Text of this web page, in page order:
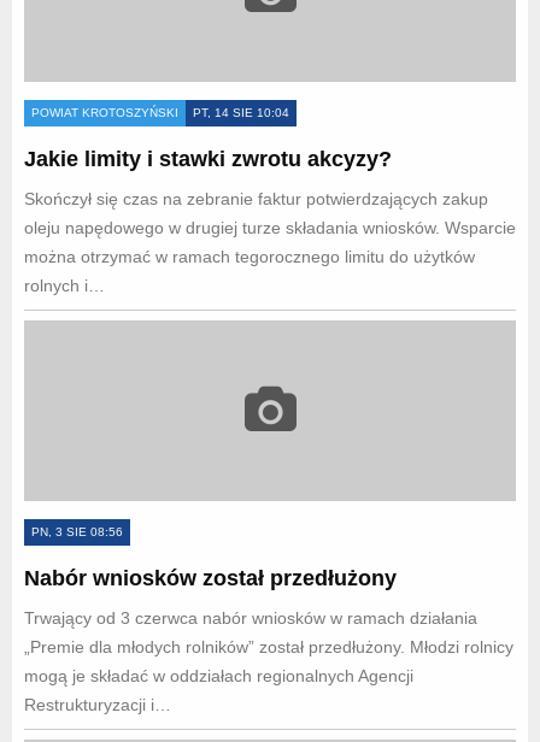
POWIAT KROTOSZYŃSKI PT, 14 SIE 10:04
Jakie limity i stawki zwrotu akcyzy?
Skończył się czas na zebranie faktur potwierdzających zakup
oleju napędowego w drugiej turze składania wniosków. Wsparcie
można otrzymać w ramach tegorocznego limitu do użytków
rolnych i…
PN, 3 SIE 08:56
Nabór wniosków został przedłużony
Trwający od 3 czerwca nabór wniosków w ramach działania
„Premie dla młodych rolników” został przedłużony. Młodzi rolnicy
mogą je składać w oddziałach regionalnych Agencji
Restrukturyzacji i…